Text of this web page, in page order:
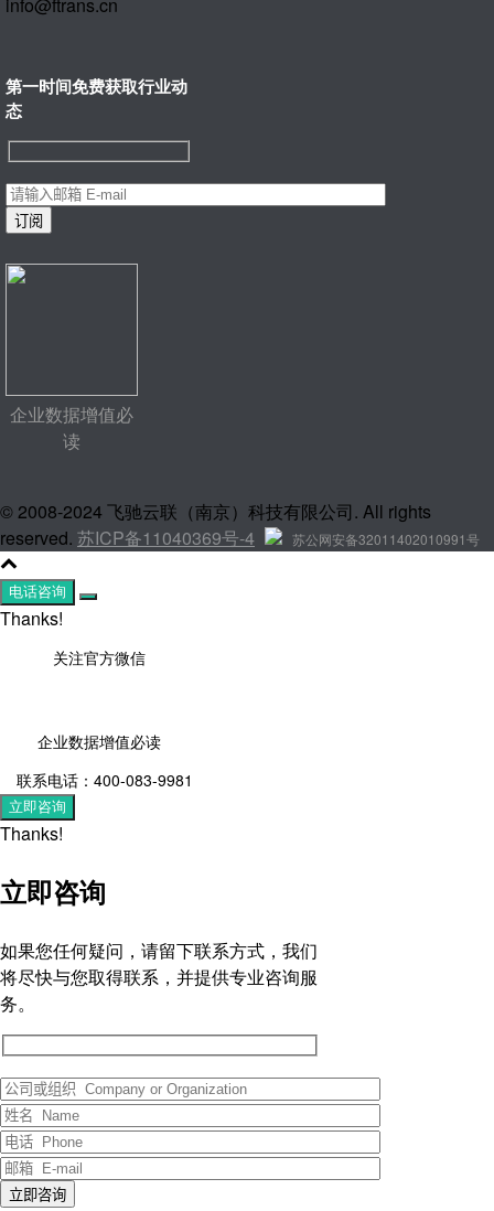
info@ftrans.cn
第一时间免费获取行业动
态
企业数据增值必
读
© 2008-2024 飞驰云联（南京）科技有限公司. All rights
reserved. 苏ICP备11040369号-4 苏公网安备32011402010991号
电话咨询
Thanks!
关注官方微信
企业数据增值必读
联系电话：400-083-9981
立即咨询
Thanks!
立即咨询
如果您任何疑问，请留下联系方式，我们
将尽快与您取得联系，并提供专业咨询服
务。